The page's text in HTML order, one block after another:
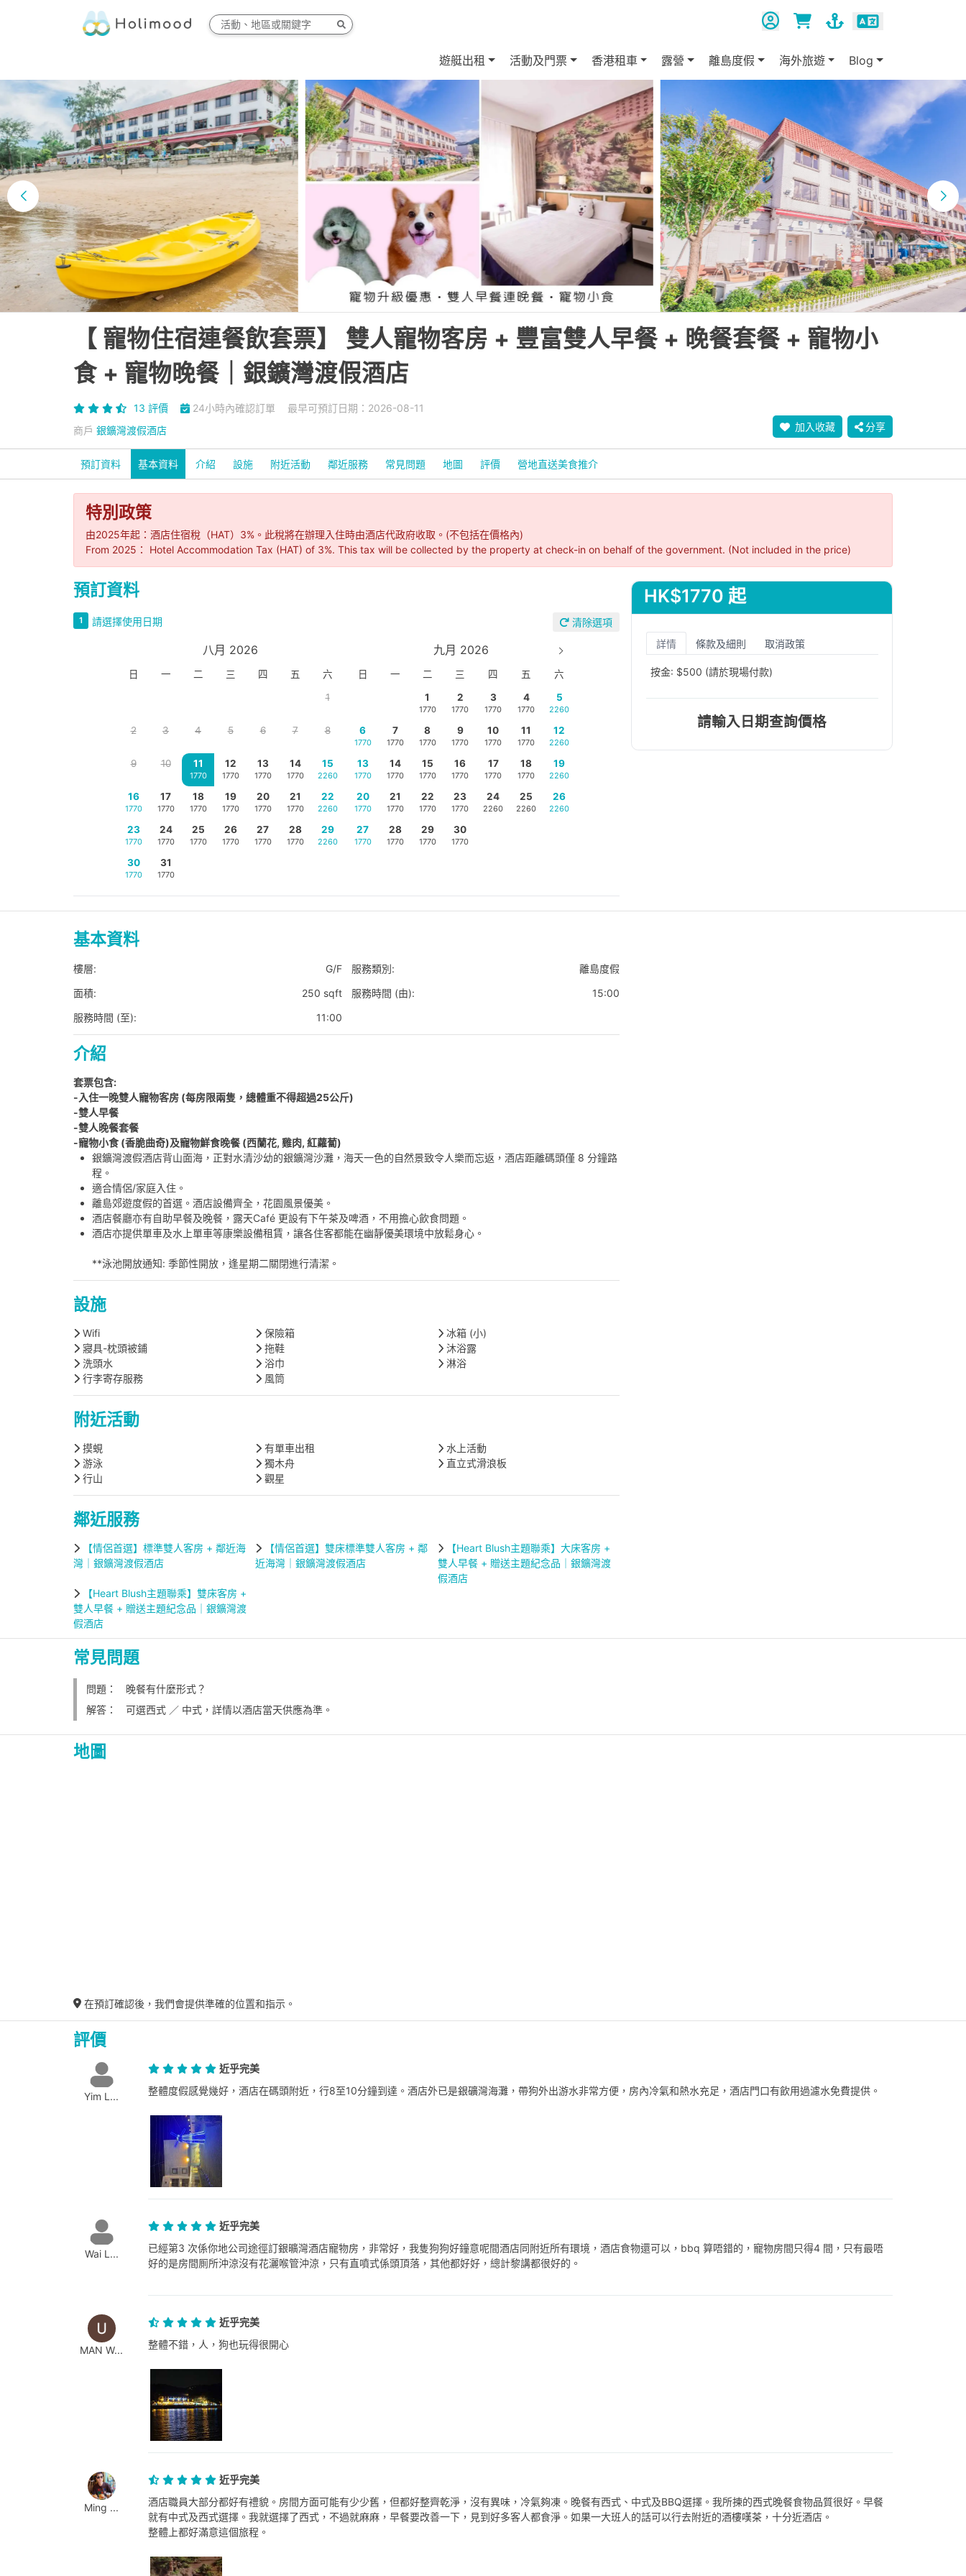
遊艇出租 活動及門票 香港租車 露營 離島度假 海外旅遊 Blog
【 寵物住宿連餐飲套票】 雙人寵物客房 + 豐富雙人早餐 + 晚餐套餐 + 寵物小
食 + 寵物晚餐｜銀鑛灣渡假酒店
13 評價 24小時內確認訂單
最早可預訂日期：2026-08-11
商戶 銀鑛灣渡假酒店 加入收藏 分享
預訂資料 基本資料 介紹 設施 附近活動 鄰近服務 常見問題 地圖 評價 營地直送美食推介
特別政策
由2025年起：酒店住宿稅（HAT）3%。此稅將在辦理入住時由酒店代政府收取。(不包括在價格內)
From 2025： Hotel Accommodation Tax (HAT) of 3%. This tax will be collected by the property at check-in on behalf of the government. (Not included in the price)
預訂資料
1 請選擇使用日期 清除選項
八月 2026
日 一 二 三 四 五
六
1
2 3 4 5 6 7 8
9 10 11
1770
12
1770
13
1770
14
1770
15
2260
16
1770
17
1770
18
1770
19
1770
20
1770
21
1770
22
2260
23
1770
24
1770
25
1770
26
1770
27
1770
28
1770
29
2260
30
1770
31
1770
九月 2026
日 一 二 三 四 五
六
1
1770
2
1770
3
1770
4
1770
5
2260
6
1770
7
1770
8
1770
9
1770
10
1770
11
1770
12
2260
13
1770
14
1770
15
1770
16
1770
17
1770
18
1770
19
2260
20
1770
21
1770
22
1770
23
1770
24
2260
25
2260
26
2260
27
1770
28
1770
29
1770
30
1770
HK$1770 起
詳情 條款及細則 取消政策
按金: $500 (請於現場付款)
請輸入日期查詢價格
基本資料
樓層: G/F 服務類別:
離島度假
面積:
250 sqft 服務時間 (由):
15:00
服務時間 (至):
11:00
介紹
套票包含:
-入住一晚雙人寵物客房 (每房限兩隻，總體重不得超過25公斤)
-雙人早餐
-雙人晚餐套餐
-寵物小食 (香脆曲奇)及寵物鮮食晚餐 (西蘭花, 雞肉, 紅蘿蔔)
銀鑛灣渡假酒店背山面海，正對水清沙幼的銀鑛灣沙灘，海天一色的自然景致令人樂而忘返，酒店距離碼頭僅 8 分鐘路
程。
適合情侶/家庭入住。
離島郊遊度假的首選。酒店設備齊全，花園風景優美。
酒店餐廳亦有自助早餐及晚餐，露天Café 更設有下午茶及啤酒，不用擔心飲食問題。
酒店亦提供單車及水上單車等康樂設備租賃，讓各住客都能在幽靜優美環境中放鬆身心。
**泳池開放通知: 季節性開放，逢星期二關閉進行清潔。
設施
Wifi 保險箱
冰箱 (小)
寢具-枕頭被鋪
拖鞋
沐浴露
洗頭水
浴巾
淋浴
行李寄存服務
風筒
附近活動
摸蜆 有單車出租
水上活動
游泳
獨木舟
直立式滑浪板
行山
觀星
鄰近服務
【情侶首選】標準雙人客房 + 鄰近海
灣｜銀鑛灣渡假酒店
【情侶首選】雙床標準雙人客房 + 鄰
近海灣｜銀鑛灣渡假酒店
【Heart Blush主題聯乘】大床客房 +
雙人早餐 + 贈送主題紀念品｜銀鑛灣渡
假酒店
【Heart Blush主題聯乘】雙床客房 +
雙人早餐 + 贈送主題紀念品｜銀鑛灣渡
假酒店
常見問題
問題：
晚餐有什麼形式？
解答：
可選西式 ／ 中式，詳情以酒店當天供應為準。
地圖
在預訂確認後，我們會提供準確的位置和指示。
評價
Yim L...
近乎完美
整體度假感覺幾好，酒店在碼頭附近，行8至10分鐘到達。酒店外已是銀礦灣海灘，帶狗外出游水非常方便，房內冷氣和熱水充足，酒店門口有飲用過濾水免費提供。
Wai L...
近乎完美
已經第3 次係你地公司途徑訂銀曠灣酒店寵物房，非常好，我隻狗狗好鐘意呢間酒店同附近所有環境，酒店食物還可以，bbq 算唔錯的，寵物房間只得4 間，只有最唔
好的是房間厠所沖涼沒有花灑喉管沖涼，只有直噴式係頭頂落，其他都好好，總計黎講都很好的。
MAN W...
近乎完美
整體不錯，人，狗也玩得很開心
Ming ...
近乎完美
酒店職員大部分都好有禮貌。房間方面可能有少少舊，但都好整齊乾淨，沒有異味，冷氣夠凍。晚餐有西式、中式及BBQ選擇。我所揀的西式晚餐食物品質很好。早餐
就有中式及西式選擇。我就選擇了西式，不過就麻麻，早餐要改善一下，見到好多客人都食淨。如果一大班人的話可以行去附近的酒樓嘆茶，十分近酒店。
整體上都好滿意這個旅程。